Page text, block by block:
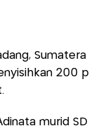
200
murid